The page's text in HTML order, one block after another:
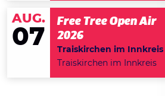
AUG.
07
Free Tree Open Air
2026
Traiskirchen im Innkreis
Traiskirchen im Innkreis